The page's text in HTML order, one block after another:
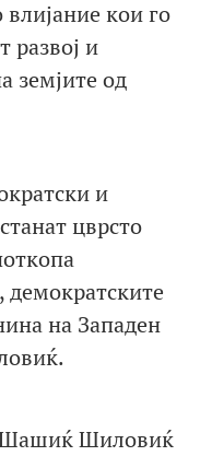
кои го
развој и
земјите од
и
цврсто
демократските
на Западен
Шашиќ Шиловиќ